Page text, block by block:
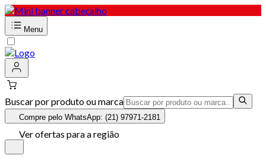
Menu
Buscar por produto ou marca
Compre pelo WhatsApp: (21) 97971-2181
Ver ofertas para a região